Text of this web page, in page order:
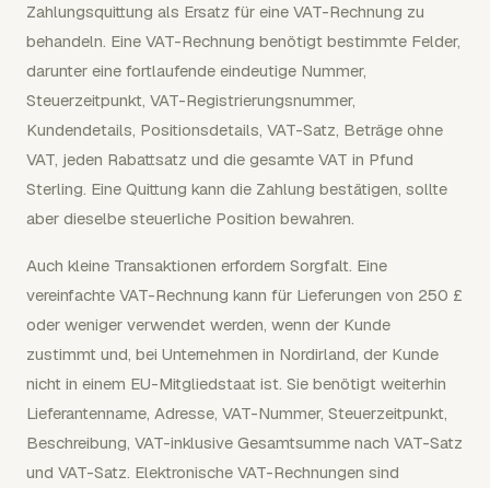
Zahlungsquittung als Ersatz für eine VAT-Rechnung zu
behandeln. Eine VAT-Rechnung benötigt bestimmte Felder,
darunter eine fortlaufende eindeutige Nummer,
Steuerzeitpunkt, VAT-Registrierungsnummer,
Kundendetails, Positionsdetails, VAT-Satz, Beträge ohne
VAT, jeden Rabattsatz und die gesamte VAT in Pfund
Sterling. Eine Quittung kann die Zahlung bestätigen, sollte
aber dieselbe steuerliche Position bewahren.
Auch kleine Transaktionen erfordern Sorgfalt. Eine
vereinfachte VAT-Rechnung kann für Lieferungen von 250 £
oder weniger verwendet werden, wenn der Kunde
zustimmt und, bei Unternehmen in Nordirland, der Kunde
nicht in einem EU-Mitgliedstaat ist. Sie benötigt weiterhin
Lieferantenname, Adresse, VAT-Nummer, Steuerzeitpunkt,
Beschreibung, VAT-inklusive Gesamtsumme nach VAT-Satz
und VAT-Satz. Elektronische VAT-Rechnungen sind